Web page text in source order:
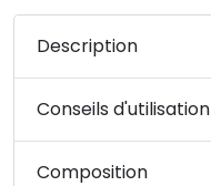
Description
Conseils d'utilisation
Composition